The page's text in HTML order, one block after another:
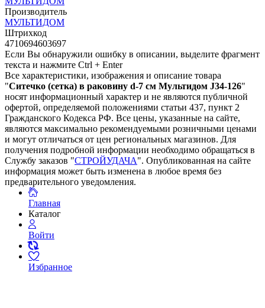
Производитель
МУЛЬТИДОМ
Штрихкод
4710694603697
Если Вы обнаружили ошибку в описании, выделите фрагмент
текста и нажмите Ctrl + Enter
Все характеристики, изображения и описание товара
"Ситечко (сетка) в раковину d-7 см Мультидом J34-126"
носят информационный характер и не являются публичной
офертой, определяемой положениями статьи 437, пункт 2
Гражданского Кодекса РФ. Все цены, указанные на сайте,
являются максимально рекомендуемыми розничными ценами
и могут отличаться от цен региональных магазинов. Для
получения подробной информации необходимо обращаться в
Службу заказов "СТРОЙУДАЧА". Опубликованная на сайте
информация может быть изменена в любое время без
предварительного уведомления.
Главная
Каталог
Войти
Избранное